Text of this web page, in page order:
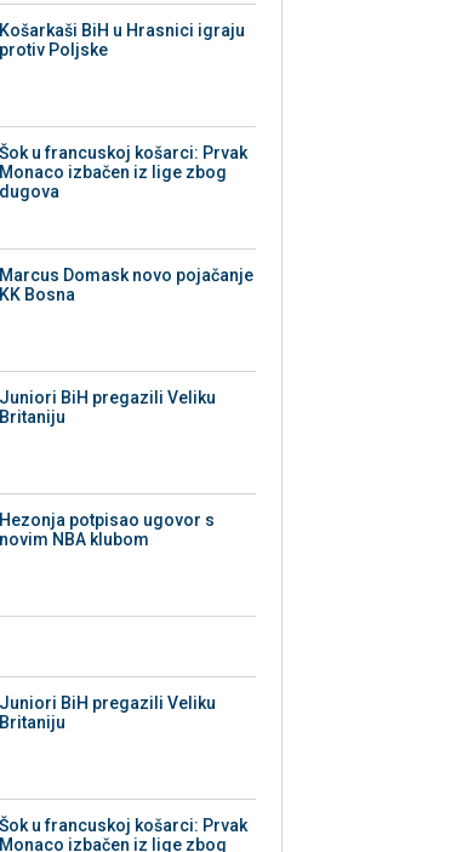
Košarkaši BiH u Hrasnici igraju
protiv Poljske
Šok u francuskoj košarci: Prvak
Monaco izbačen iz lige zbog
dugova
Marcus Domask novo pojačanje
KK Bosna
Juniori BiH pregazili Veliku
Britaniju
Hezonja potpisao ugovor s
novim NBA klubom
Juniori BiH pregazili Veliku
Britaniju
Šok u francuskoj košarci: Prvak
Monaco izbačen iz lige zbog